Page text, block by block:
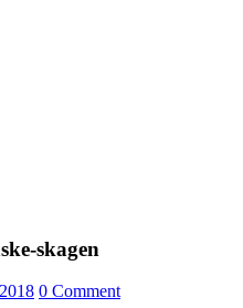
skagen
0 Comment